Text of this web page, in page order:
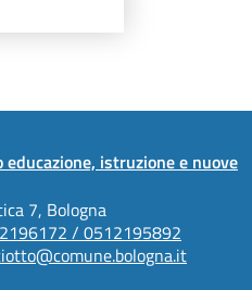
istruzione e nuove
7, Bologna
/ 0512195892